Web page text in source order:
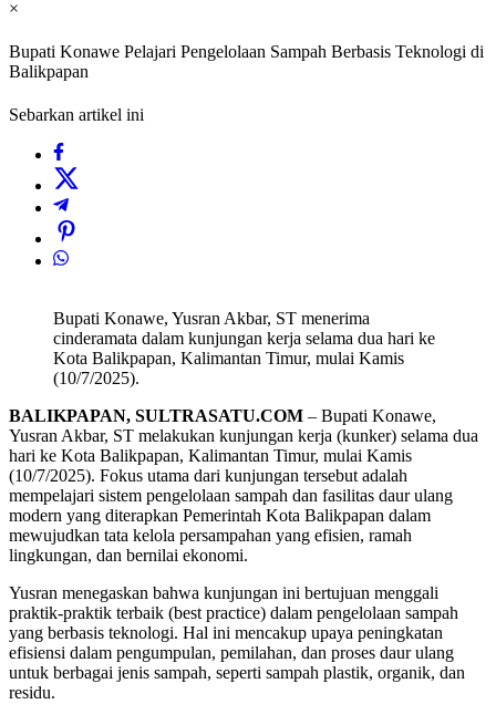
×
Bupati Konawe Pelajari Pengelolaan Sampah Berbasis Teknologi di
Balikpapan
Sebarkan artikel ini
Bupati Konawe, Yusran Akbar, ST menerima
cinderamata dalam kunjungan kerja selama dua hari ke
Kota Balikpapan, Kalimantan Timur, mulai Kamis
(10/7/2025).
BALIKPAPAN, SULTRASATU.COM – Bupati Konawe,
Yusran Akbar, ST melakukan kunjungan kerja (kunker) selama dua
hari ke Kota Balikpapan, Kalimantan Timur, mulai Kamis
(10/7/2025). Fokus utama dari kunjungan tersebut adalah
mempelajari sistem pengelolaan sampah dan fasilitas daur ulang
modern yang diterapkan Pemerintah Kota Balikpapan dalam
mewujudkan tata kelola persampahan yang efisien, ramah
lingkungan, dan bernilai ekonomi.
Yusran menegaskan bahwa kunjungan ini bertujuan menggali
praktik-praktik terbaik (best practice) dalam pengelolaan sampah
yang berbasis teknologi. Hal ini mencakup upaya peningkatan
efisiensi dalam pengumpulan, pemilahan, dan proses daur ulang
untuk berbagai jenis sampah, seperti sampah plastik, organik, dan
residu.